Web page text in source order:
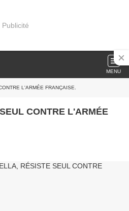
Publicité
MENU
L'ARMÉE FRANÇAISE.
CONTRE L'ARMÉE